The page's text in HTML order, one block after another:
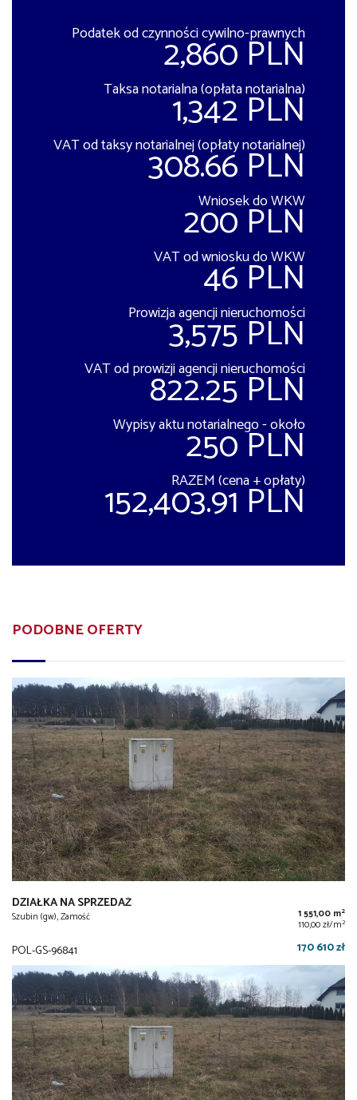
Podatek od czynności cywilno-prawnych
2,860 PLN
Taksa notarialna (opłata notarialna)
1,342 PLN
VAT od taksy notarialnej (opłaty notarialnej)
308.66 PLN
Wniosek do WKW
200 PLN
VAT od wniosku do WKW
46 PLN
Prowizja agencji nieruchomości
3,575 PLN
VAT od prowizji agencji nieruchomości
822.25 PLN
Wypisy aktu notarialnego - około
250 PLN
RAZEM (cena + opłaty)
152,403.91 PLN
PODOBNE OFERTY
DZIAŁKA NA SPRZEDAŻ
Szubin (gw), Zamość 1 551,00 m2
110,00 zł/m2
POL-GS-96841 170 610 zł